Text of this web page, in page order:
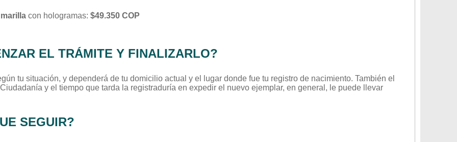
con hologramas: $49.350 COP
EL TRÁMITE Y FINALIZARLO?
tu situación, y dependerá de tu domicilio actual y el lugar donde fue tu registro de nacimiento. También el
y el tiempo que tarda la registraduría en expedir el nuevo ejemplar, en general, le puede llevar
SEGUIR?